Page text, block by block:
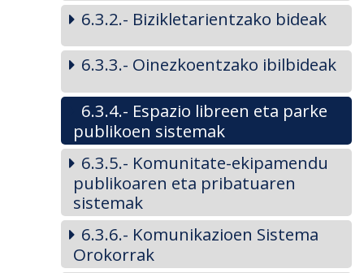
6.3.2.- Bizikletarientzako bideak
6.3.3.- Oinezkoentzako ibilbideak
6.3.4.- Espazio libreen eta parke
publikoen sistemak
6.3.5.- Komunitate-ekipamendu
publikoaren eta pribatuaren
sistemak
6.3.6.- Komunikazioen Sistema
Orokorrak